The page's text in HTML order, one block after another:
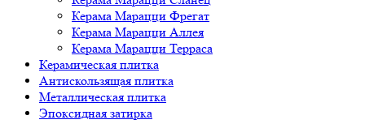
Керама Марацци Фрегат
Керама Марацци Аллея
Керама Марацци Терраса
Керамическая плитка
Антискользящая плитка
Металлическая плитка
Эпоксидная затирка